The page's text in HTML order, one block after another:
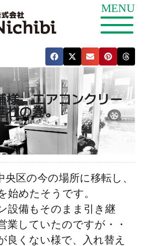
様 エアコンクリー
れの巻。
央区の今の場所に移転し、
始めたそうです。
設備もそのまま引き継
業していたのですが・・
良くない様で、入れ替え